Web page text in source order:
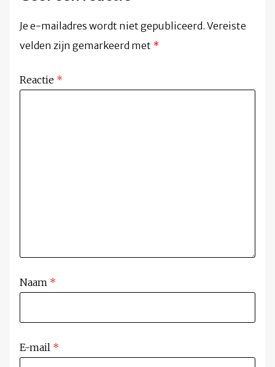
Je e-mailadres wordt niet gepubliceerd. Vereiste
velden zijn gemarkeerd met *
Reactie *
Naam *
E-mail *